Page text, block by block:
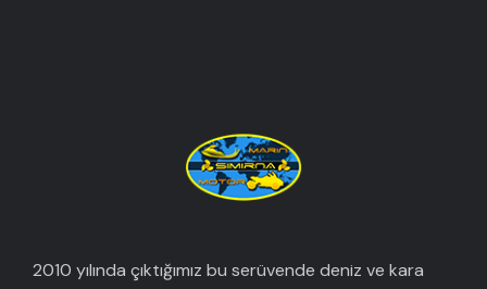
2010 yılında çıktığımız bu serüvende deniz ve kara